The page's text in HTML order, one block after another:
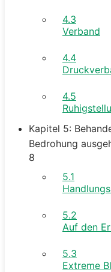
4.3
Verband
4.4
4.5
Kapitel 5:
Bedrohung
8
5.1
5.2
Auf den
5.3
Extreme